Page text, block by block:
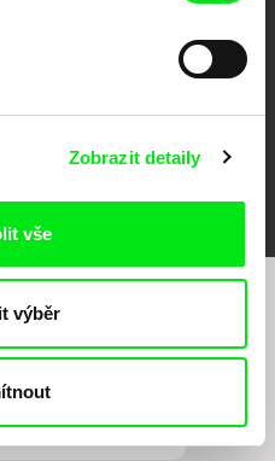
Zobrazit detaily
vše
výběr
Visions du Réel
informováni o našem